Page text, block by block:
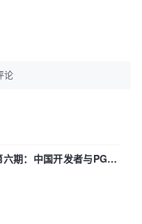
论
期：中国开发者与PG内
么？